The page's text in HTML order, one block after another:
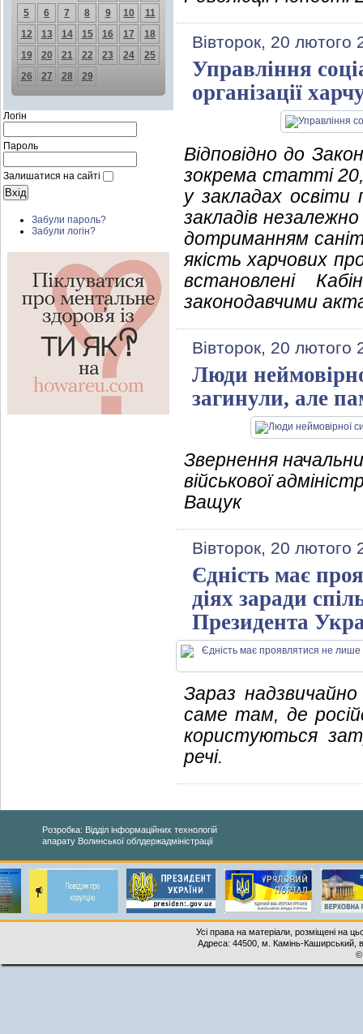
5
6 7 8 9 10
11
12
13 14 15 16 17
18
19
20 21 22 23 24
25
26
27 28 29
Логін
Пароль
Залишатися на сайті
Забули пароль?
Забули логін?
Вівторок, 20 лютого
Управління
організації
Відповідно до
зокрема статті 20,
у закладах освіти
закладів
дотриманням
якість харчових
встановлені
законодавчими
Вівторок, 20 лютого
Люди
загинули, але
Звернення
військової
Ващук
Вівторок, 20 лютого
Єдність має
діях заради
Президента
Зараз
саме там, де
користуються
речі.
Розробка: Відділ інформаційних технологій
апарату Волинської облдержадміністрації
Усі права на матеріали, розміщені на
Адреса: 44500, м. Камінь-Каширський,
©